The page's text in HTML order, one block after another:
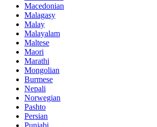
Macedonian
Malagasy
Malay
Malayalam
Maltese
Maori
Marathi
Mongolian
Burmese
Nepali
Norwegian
Pashto
Persian